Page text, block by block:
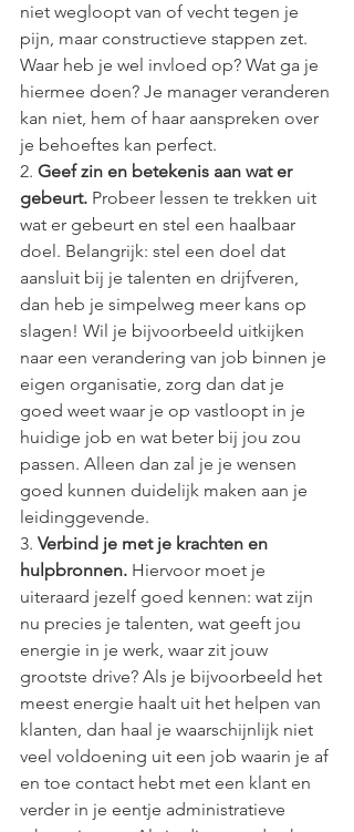
niet wegloopt van of vecht tegen je
pijn, maar constructieve stappen zet.
Waar heb je wel invloed op? Wat ga je
hiermee doen? Je manager veranderen
kan niet, hem of haar aanspreken over
je behoeftes kan perfect.
2. Geef zin en betekenis aan wat er
gebeurt. Probeer lessen te trekken uit
wat er gebeurt en stel een haalbaar
doel. Belangrijk: stel een doel dat
aansluit bij je talenten en drijfveren,
dan heb je simpelweg meer kans op
slagen! Wil je bijvoorbeeld uitkijken
naar een verandering van job binnen je
eigen organisatie, zorg dan dat je
goed weet waar je op vastloopt in je
huidige job en wat beter bij jou zou
passen. Alleen dan zal je je wensen
goed kunnen duidelijk maken aan je
leidinggevende.
3. Verbind je met je krachten en
hulpbronnen. Hiervoor moet je
uiteraard jezelf goed kennen: wat zijn
nu precies je talenten, wat geeft jou
energie in je werk, waar zit jouw
grootste drive? Als je bijvoorbeeld het
meest energie haalt uit het helpen van
klanten, dan haal je waarschijnlijk niet
veel voldoening uit een job waarin je af
en toe contact hebt met een klant en
verder in je eentje administratieve